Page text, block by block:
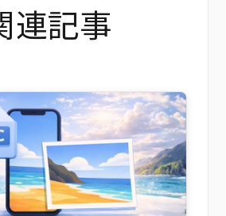
連記事